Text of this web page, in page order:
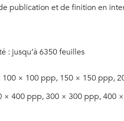
publication et de finition en
: jusqu’à 6350 feuilles
× 100 ppp, 150 × 150 ppp,
× 400 ppp, 300 × 300 ppp, 400